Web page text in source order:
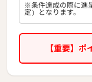
割無金利OK！
この機会にぜひお
※条件達成の際に進
定）となります。
【重要】